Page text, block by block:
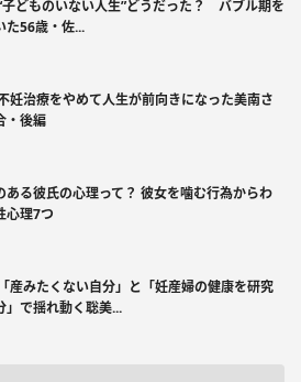
“子どものいない人生”どうだった？ バブル期を
た56歳・佐...
妊治療をやめて人生が前向きになった美南さ
・後編
ある彼氏の心理って？ 彼女を噛む行為からわ
心理7つ
産みたくない自分」と「妊産婦の健康を研究
」で揺れ動く聡美...